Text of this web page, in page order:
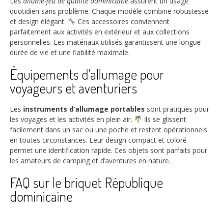
quotidien sans problème. Chaque modèle combine robustesse
et design élégant.
Ces accessoires conviennent
parfaitement aux activités en extérieur et aux collections
personnelles. Les matériaux utilisés garantissent une longue
durée de vie et une fiabilité maximale.
Équipements d’allumage pour
voyageurs et aventuriers
Les instruments d’allumage portables sont pratiques pour
les voyages et les activités en plein air.
Ils se glissent
facilement dans un sac ou une poche et restent opérationnels
en toutes circonstances. Leur design compact et coloré
permet une identification rapide. Ces objets sont parfaits pour
les amateurs de camping et d’aventures en nature.
FAQ sur le briquet République
dominicaine